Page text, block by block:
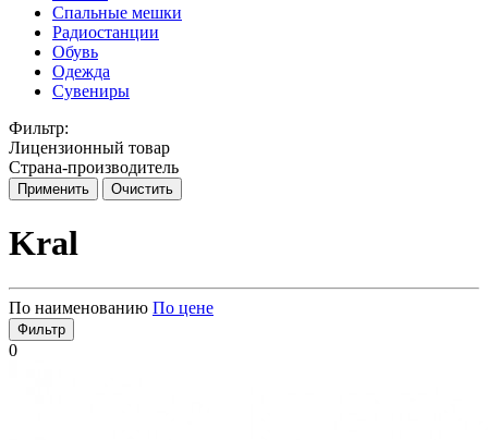
Спальные мешки
Радиостанции
Обувь
Одежда
Сувениры
Фильтр:
Лицензионный товар
Страна-производитель
Применить Очистить
Kral
По наименованию По цене
Фильтр
0